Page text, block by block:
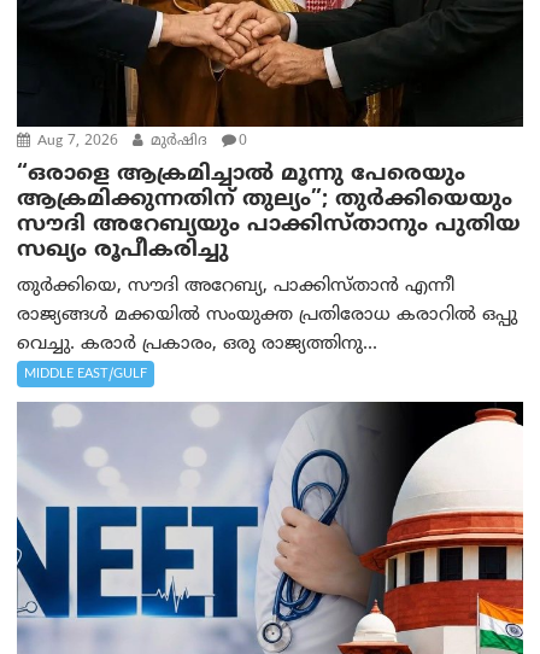
Aug 7, 2026 മുര്‍ഷിദ 0
“ഒരാളെ ആക്രമിച്ചാല്‍ മൂന്നു പേരെയും
ആക്രമിക്കുന്നതിന് തുല്യം”; തുർക്കിയെയും
സൗദി അറേബ്യയും പാക്കിസ്താനും പുതിയ
സഖ്യം രൂപീകരിച്ചു
തുർക്കിയെ, സൗദി അറേബ്യ, പാക്കിസ്താന്‍ എന്നീ
രാജ്യങ്ങൾ മക്കയിൽ സംയുക്ത പ്രതിരോധ കരാറിൽ ഒപ്പു
വെച്ചു. കരാർ പ്രകാരം, ഒരു രാജ്യത്തിനു...
MIDDLE EAST/GULF